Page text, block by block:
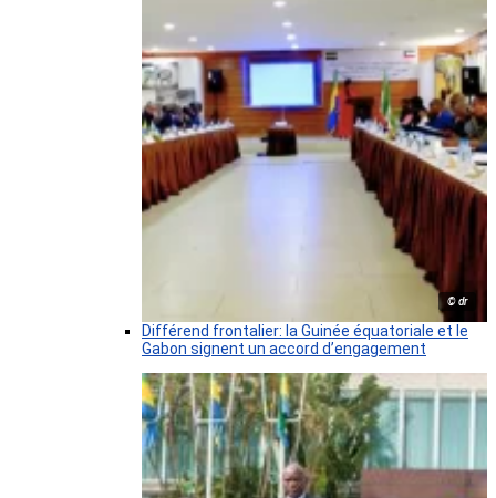
© dr
Différend frontalier: la Guinée équatoriale et le
Gabon signent un accord d’engagement